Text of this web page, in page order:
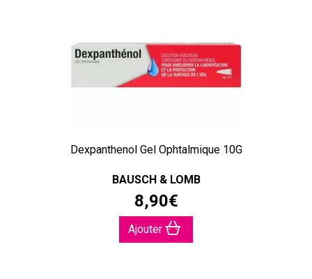
Dexpanthenol Gel Ophtalmique 10G
BAUSCH & LOMB
8,90€
Ajouter